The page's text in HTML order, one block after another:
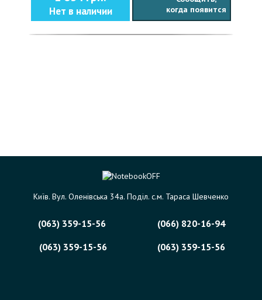
Нет в наличии
когда появится
Київ. Вул. Оленівська 34а. Поділ. с.м. Тараса Шевченко
(063) 359-15-56
(066) 820-16-94
(063) 359-15-56
(063) 359-15-56